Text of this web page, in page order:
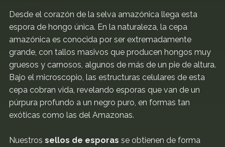
Desde el corazón de la selva amazónica llega esta
espora de hongo única. En la naturaleza, la cepa
amazónica es conocida por ser extremadamente
grande, con tallos masivos que producen hongos muy
gruesos y carnosos, algunos de más de un pie de altura.
Bajo el microscopio, las estructuras celulares de esta
cepa cobran vida, revelando esporas que van de un
púrpura profundo a un negro puro, en formas tan
exóticas como las del Amazonas.
Nuestros sellos de esporas se obtienen de forma